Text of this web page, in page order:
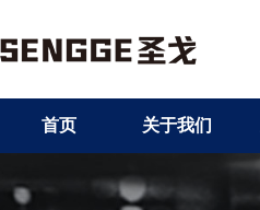
首页 关于我们